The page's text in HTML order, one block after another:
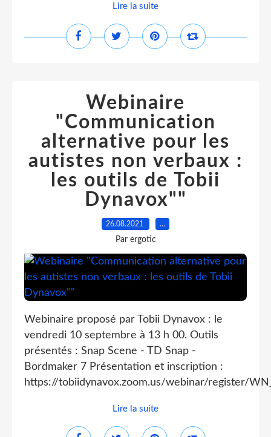
Lire la suite
Webinaire
"Communication
alternative pour les
autistes non verbaux :
les outils de Tobii
Dynavox""
26.08.2021 …
Par ergotic
Webinaire proposé par Tobii Dynavox : le
vendredi 10 septembre à 13 h 00. Outils
présentés : Snap Scene - TD Snap -
Bordmaker 7 Présentation et inscription :
https://tobiidynavox.zoom.us/webinar/register/
Lire la suite